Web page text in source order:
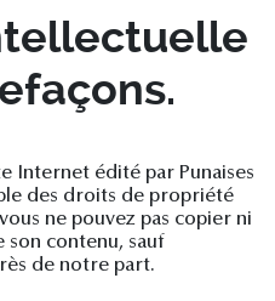
Internet édité par Punaises
des droits de propriété
ne pouvez pas copier ni
contenu, sauf
de notre part.